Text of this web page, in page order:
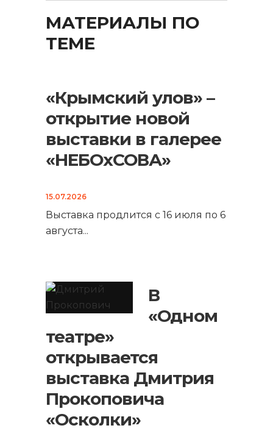
МАТЕРИАЛЫ ПО
ТЕМЕ
«Крымский улов» –
открытие новой
выставки в галерее
«НЕБОхСОВА»
15.07.2026
Выставка продлится с 16 июля по 6
августа...
В
«Одном
театре»
открывается
выставка Дмитрия
Прокоповича
«Осколки»